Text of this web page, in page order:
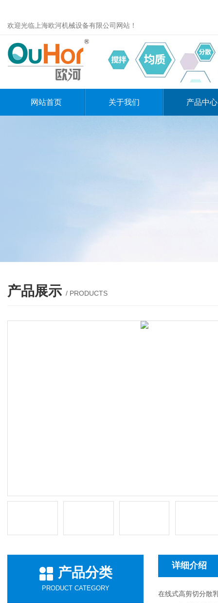
欢迎光临上海欧河机械设备有限公司网站！
网站首页 关于我们 产品中心
产品展示 / PRODUCTS
产品分类
PRODUCT CATEGORY
详细介绍
在线式高剪切分散